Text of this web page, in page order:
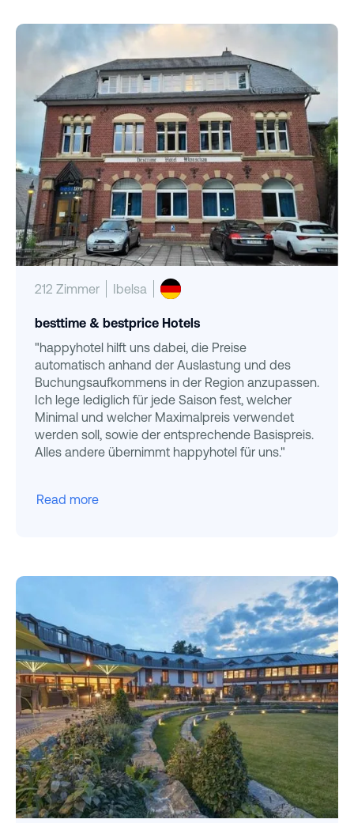
212 Zimmer Ibelsa
besttime & bestprice Hotels
"happyhotel hilft uns dabei, die Preise
automatisch anhand der Auslastung und des
Buchungsaufkommens in der Region anzupassen.
Ich lege lediglich für jede Saison fest, welcher
Minimal und welcher Maximalpreis verwendet
werden soll, sowie der entsprechende Basispreis.
Alles andere übernimmt happyhotel für uns."
Read more